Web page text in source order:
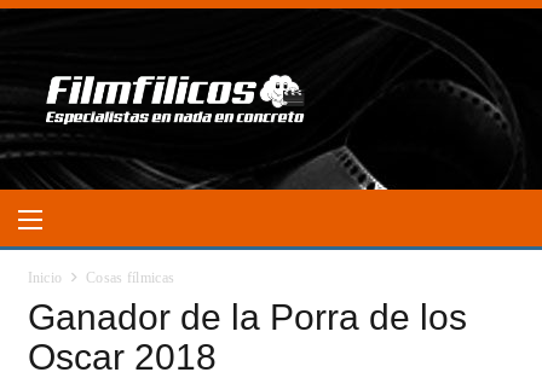
Inicio Cosas fílmicas
Ganador de la Porra de los
Oscar 2018